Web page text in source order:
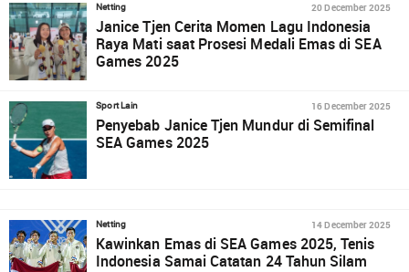
Netting 20 December 2025
Janice Tjen Cerita Momen Lagu Indonesia
Raya Mati saat Prosesi Medali Emas di SEA
Games 2025
Sport Lain 16 December 2025
Penyebab Janice Tjen Mundur di Semifinal
SEA Games 2025
Netting 14 December 2025
Kawinkan Emas di SEA Games 2025, Tenis
Indonesia Samai Catatan 24 Tahun Silam